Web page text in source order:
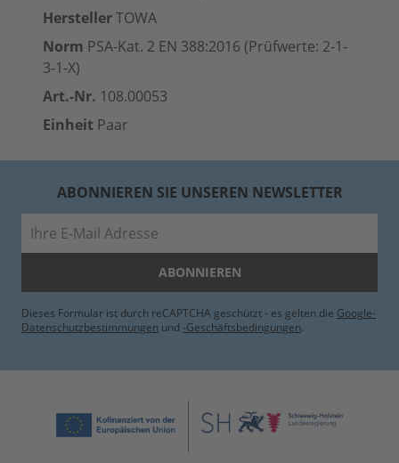
HerstellerTOWA
Norm PSA-Kat. 2 EN 388:2016 (Prüfwerte: 2-1-
3-1-X)
Art.-Nr. 108.00053
Einheit Paar
ABONNIEREN SIE UNSEREN NEWSLETTER
ABONNIEREN
Dieses Formular ist durch reCAPTCHA geschützt - es gelten die Google-
Datenschutzbestimmungen und -Geschäftsbedingungen.